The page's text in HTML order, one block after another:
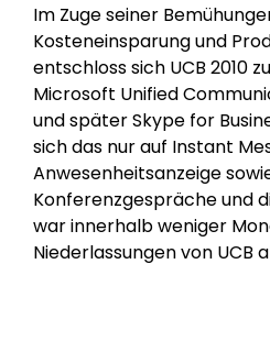
Im Zuge seiner
Kosteneinsparung und
entschloss sich UCB 2010
Microsoft Unified
und später Skype for
sich das nur auf Instant
Anwesenheitsanzeige
Konferenzgespräche und
war innerhalb weniger
Niederlassungen von UCB